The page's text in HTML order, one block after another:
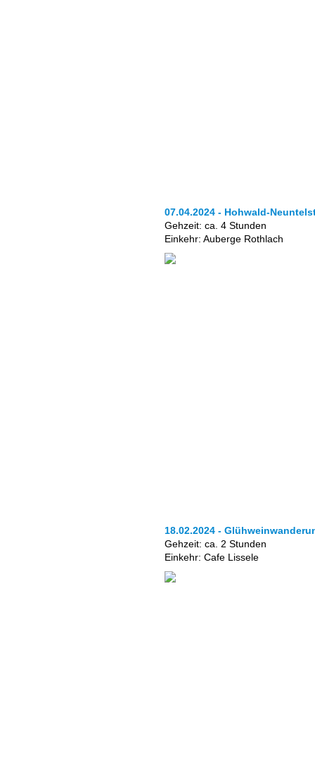
07.04.2024 - Hohwald-
Gehzeit: ca. 4 Stunden
Einkehr: Auberge Rothlach
18.02.2024 -
Gehzeit: ca. 2 Stunden
Einkehr: Cafe Lissele